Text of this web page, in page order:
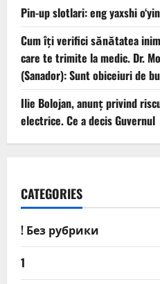
Pin-up slotlari: eng yaxshi
Cum îți verifici sănătatea
care te trimite la medic. Dr.
(Sanador): Sunt obiceiuri de
Ilie Bolojan, anunț privind
electrice. Ce a decis Guvernul
CATEGORIES
! Без рубрики
1